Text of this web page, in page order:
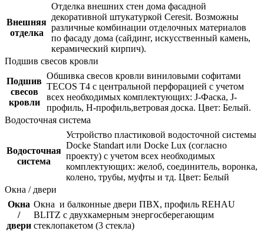
Внешняя
отделка
Отделка внешних стен дома фасадной
декоративной штукатуркой Ceresit. Возможны
различные комбинации отделочных материалов
по фасаду дома (сайдинг, искусственный камень,
керамический кирпич).
Подшив свесов кровли
Подшив
свесов
кровли
Обшивка свесов кровли виниловыми софитами
TECOS Т4 с центральной перфорацией с учетом
всех необходимых комплектующих: J-Фаска, J-
профиль, Н-профиль,ветровая доска. Цвет: Белый.
Водосточная система
Водосточная
система
Устройство пластиковой водосточной системы
Docke Standart или Docke Lux (согласно
проекту) с учетом всех необходимых
комплектующих: желоб, соединитель, воронка,
колено, трубы, муфты и тд. Цвет: Белый
Окна / двери
Окна
/
двери
Окна и балконные двери ПВХ, профиль REHAU
BLITZ с двухкамерным энергосберегающим
стеклопакетом (3 стекла)